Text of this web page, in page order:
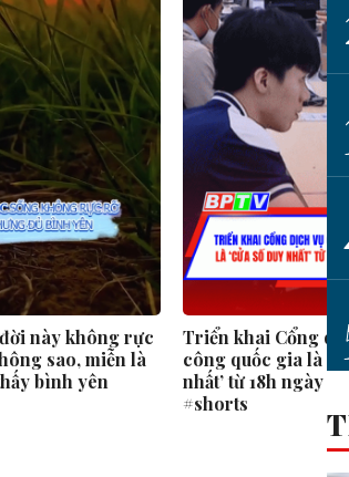
này không rực
sao, miễn là
bình yên
Triển khai Cổng
công quốc gia là
nhất’ từ 18h ngày
#shorts